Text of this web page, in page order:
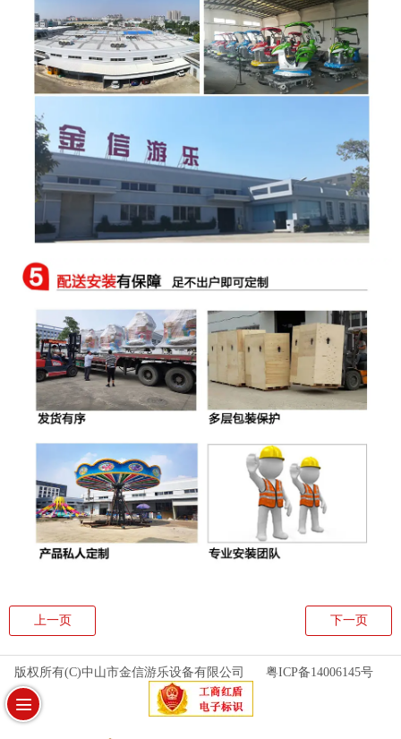
上一页 下一页
版权所有(C)中山市金信游乐设备有限公司 粤ICP备14006145号